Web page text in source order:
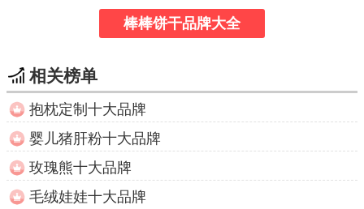
棒棒饼干品牌大全
相关榜单
抱枕定制十大品牌
婴儿猪肝粉十大品牌
玫瑰熊十大品牌
毛绒娃娃十大品牌